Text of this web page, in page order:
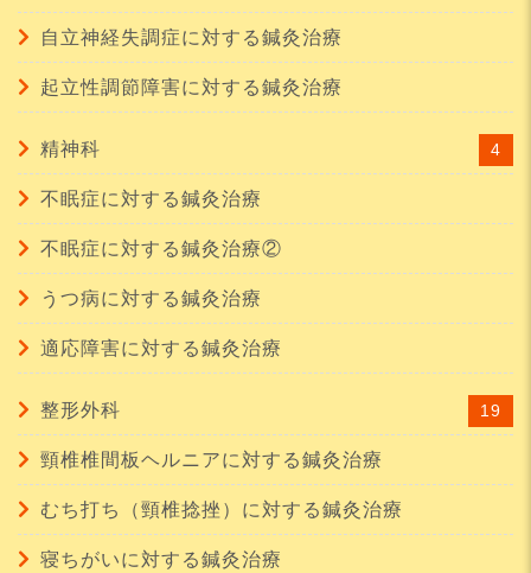
自立神経失調症に対する鍼灸治療
起立性調節障害に対する鍼灸治療
精神科 4
不眠症に対する鍼灸治療
不眠症に対する鍼灸治療②
うつ病に対する鍼灸治療
適応障害に対する鍼灸治療
整形外科 19
頸椎椎間板ヘルニアに対する鍼灸治療
むち打ち（頸椎捻挫）に対する鍼灸治療
寝ちがいに対する鍼灸治療